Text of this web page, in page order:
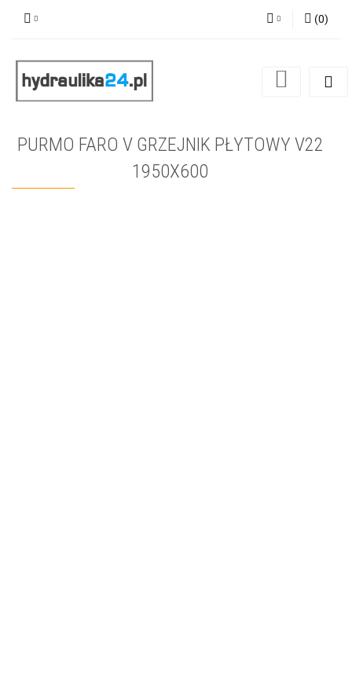
Zarejestruj się
(0)
PURMO FARO V GRZEJNIK PŁYTOWY V22
1950X600